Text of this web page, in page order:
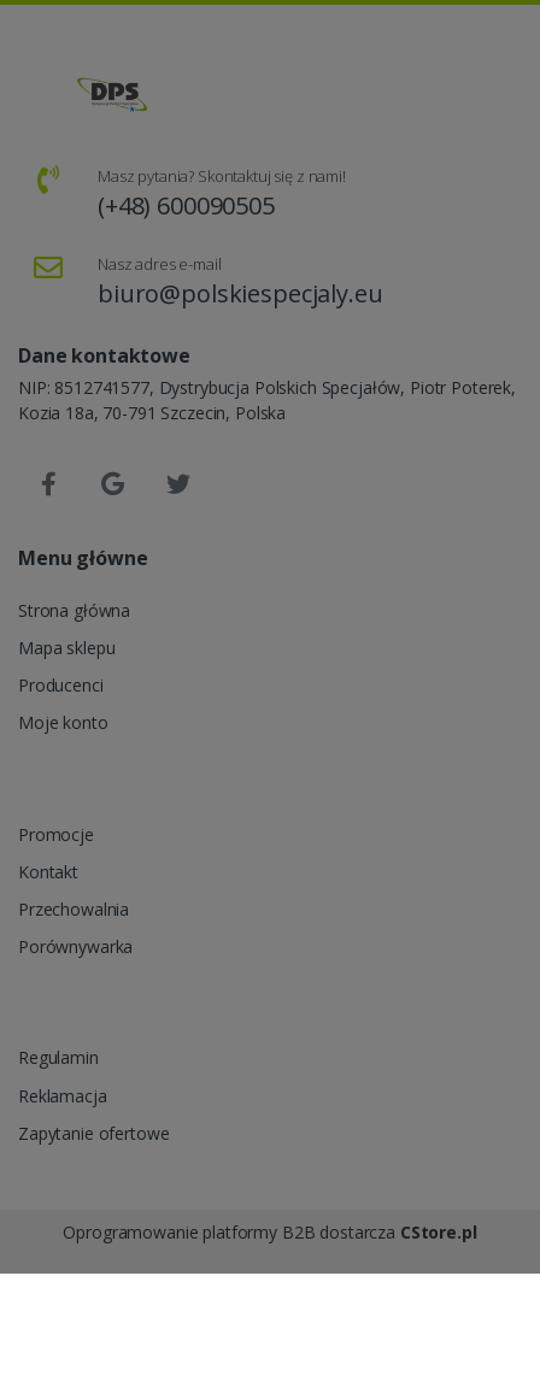
Masz pytania? Skontaktuj się z nami!
(+48) 600090505
Nasz adres e-mail
biuro@polskiespecjaly.eu
Dane kontaktowe
NIP: 8512741577, Dystrybucja Polskich Specjałów, Piotr Poterek,
Kozia 18a, 70-791 Szczecin, Polska
Menu główne
Strona główna
Mapa sklepu
Producenci
Moje konto
Promocje
Kontakt
Przechowalnia
Porównywarka
Regulamin
Reklamacja
Zapytanie ofertowe
Oprogramowanie platformy B2B dostarcza CStore.pl